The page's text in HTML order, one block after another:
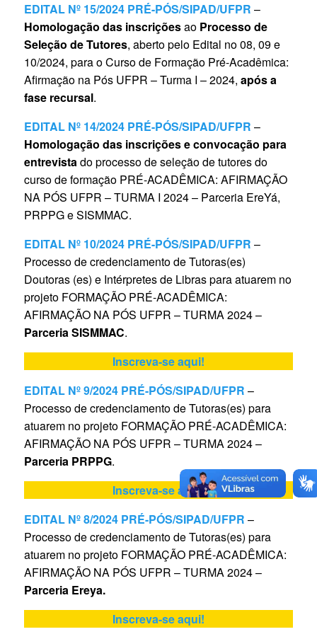
EDITAL Nº 15/2024 PRÉ-PÓS/SIPAD/UFPR –
Homologação das inscriçõesao Processo de
Seleção de Tutores, aberto pelo Edital no 08, 09 e
10/2024, para o Curso de Formação Pré-Acadêmica:
Afirmação na Pós UFPR – Turma I – 2024, após a
fase recursal.
EDITAL Nº 14/2024 PRÉ-PÓS/SIPAD/UFPR –
Homologação das inscrições e convocação para
entrevistado processo de seleção de tutores do
curso de formação PRÉ-ACADÊMICA: AFIRMAÇÃO
NA PÓS UFPR – TURMA I 2024 – Parceria EreYá,
PRPPG e SISMMAC.
EDITAL Nº 10/2024 PRÉ-PÓS/SIPAD/UFPR –
Processo de credenciamento de Tutoras(es)
Doutoras (es) e Intérpretes de Libras para atuarem no
projeto FORMAÇÃO PRÉ-ACADÊMICA:
AFIRMAÇÃO NA PÓS UFPR – TURMA 2024 –
Parceria SISMMAC.
Inscreva-se aqui!
EDITAL Nº 9/2024 PRÉ-PÓS/SIPAD/UFPR –
Processo de credenciamento de Tutoras(es) para
atuarem no projeto FORMAÇÃO PRÉ-ACADÊMICA:
AFIRMAÇÃO NA PÓS UFPR – TURMA 2024 –
Parceria PRPPG.
Inscreva-se aqui!
EDITAL Nº 8/2024 PRÉ-PÓS/SIPAD/UFPR –
Processo de credenciamento de Tutoras(es) para
atuarem no projeto FORMAÇÃO PRÉ-ACADÊMICA:
AFIRMAÇÃO NA PÓS UFPR – TURMA 2024 –
Parceria Ereya.
Inscreva-se aqui!